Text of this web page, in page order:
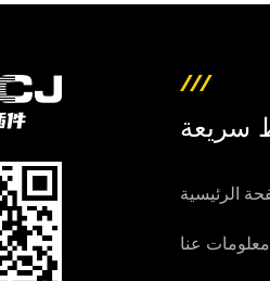
سريعة
الرئيسية
معلومات عنا